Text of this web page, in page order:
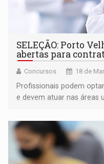
SELEÇÃO: Porto
abertas para
Concursos 18 de
Profissionais podem
e devem atuar nas áreas